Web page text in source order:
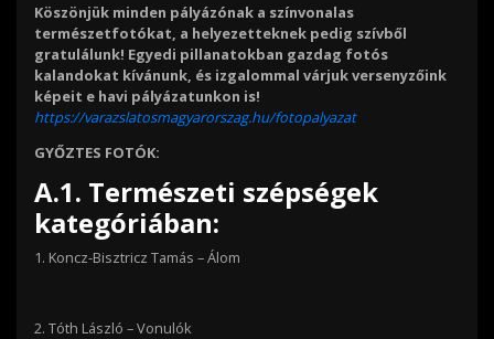
Köszönjük minden pályázónak a színvonalas
természetfotókat, a helyezetteknek pedig szívből
gratulálunk! Egyedi pillanatokban gazdag fotós
kalandokat kívánunk, és izgalommal várjuk versenyzőink
képeit e havi pályázatunkon is!
https://varazslatosmagyarorszag.hu/fotopalyazat
GYŐZTES FOTÓK:
A.1. Természeti szépségek
kategóriában:
1. Koncz-Bisztricz Tamás – Álom
2. Tóth László – Vonulók